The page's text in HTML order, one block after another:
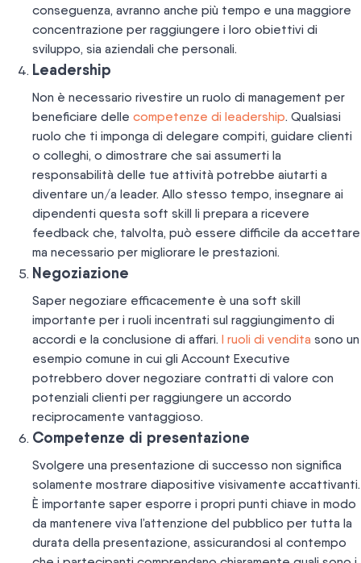
conseguenza, avranno anche più tempo e una maggiore
concentrazione per raggiungere i loro obiettivi di
sviluppo, sia aziendali che personali.
Leadership
Non è necessario rivestire un ruolo di management per
beneficiare delle competenze di leadership. Qualsiasi
ruolo che ti imponga di delegare compiti, guidare clienti
o colleghi, o dimostrare che sai assumerti la
responsabilità delle tue attività potrebbe aiutarti a
diventare un/a leader. Allo stesso tempo, insegnare ai
dipendenti questa soft skill li prepara a ricevere
feedback che, talvolta, può essere difficile da accettare
ma necessario per migliorare le prestazioni.
Negoziazione
Saper negoziare efficacemente è una soft skill
importante per i ruoli incentrati sul raggiungimento di
accordi e la conclusione di affari. I ruoli di vendita sono un
esempio comune in cui gli Account Executive
potrebbero dover negoziare contratti di valore con
potenziali clienti per raggiungere un accordo
reciprocamente vantaggioso.
Competenze di presentazione
Svolgere una presentazione di successo non significa
solamente mostrare diapositive visivamente accattivanti.
È importante saper esporre i propri punti chiave in modo
da mantenere viva l’attenzione del pubblico per tutta la
durata della presentazione, assicurandosi al contempo